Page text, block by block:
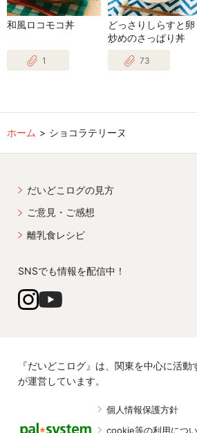
和風ロコモコ丼
1
どっさりしらすと卵
炒めのさっぱり丼
73
ホーム ショコラテリーヌ
だいどこログの見方
ご意見・ご感想
離乳食レシピ
SNSでも情報を配信中！
『だいどこログ』は、関東を中心に活
が運営しています。
個人情報保護方針
cookie等の利用につ